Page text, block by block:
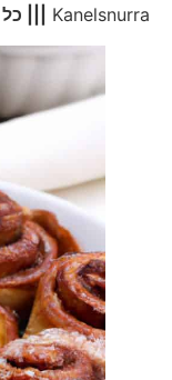
Kanelsnurra ||| כל